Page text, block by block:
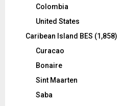
Colombia
United States
Caribean Island BES (1,858)
Curacao
Bonaire
Sint Maarten
Saba